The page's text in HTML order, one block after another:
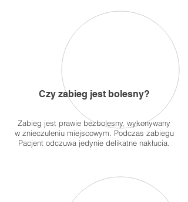
Czy zabieg jest bolesny?
Zabieg jest prawie bezbolesny, wykonywany
w znieczuleniu miejscowym. Podczas zabiegu
Pacjent odczuwa jedynie delikatne nakłucia.